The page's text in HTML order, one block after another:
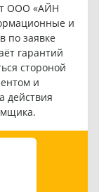
ООО «АЙН
и
по заявке
гарантий
стороной
и
действия